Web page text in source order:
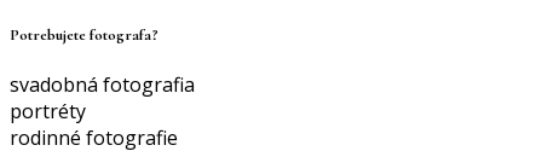
Potrebujete fotografa?
svadobná fotografia
portréty
rodinné fotografie